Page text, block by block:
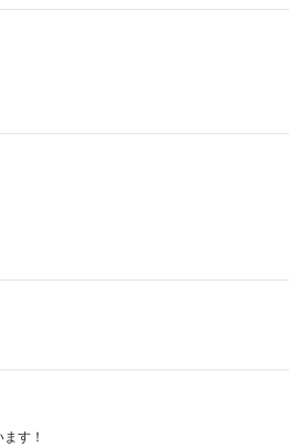
す！